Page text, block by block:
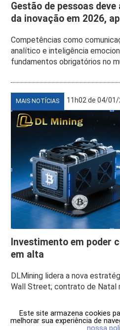
Gestão de pessoas
da inovação em 2026,
Competências como
analítico e inteligência
fundamentos obrigatórios no
MAIS NOTÍCIAS 11h02 de 04/01/
Investimento em poder
em alta
DLMining lidera a nova
Wall Street; contrato de Natal
Este site armazena cookies
melhorar sua experiência de
nossa